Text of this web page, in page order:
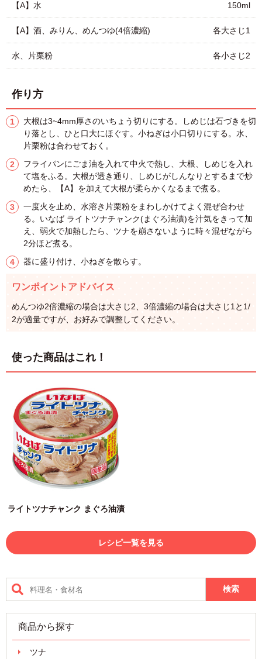
【A】水 150ml
【A】酒、みりん、めんつゆ(4倍濃縮) 各大さじ1
水、片栗粉 各小さじ2
作り方
大根は3~4mm厚さのいちょう切りにする。しめじは石づきを切
り落とし、ひと口大にほぐす。小ねぎは小口切りにする。水、
片栗粉は合わせておく。
フライパンにごま油を入れて中火で熱し、大根、しめじを入れ
て塩をふる。大根が透き通り、しめじがしんなりとするまで炒
めたら、【A】を加えて大根が柔らかくなるまで煮る。
一度火を止め、水溶き片栗粉をまわしかけてよく混ぜ合わせ
る。いなば ライトツナチャンク(まぐろ油漬)を汁気をきって加
え、弱火で加熱したら、ツナを崩さないように時々混ぜながら
2分ほど煮る。
器に盛り付け、小ねぎを散らす。
ワンポイントアドバイス
めんつゆ2倍濃縮の場合は大さじ2、3倍濃縮の場合は大さじ1と1/
2が適量ですが、お好みで調整してください。
使った商品はこれ！
ライトツナチャンク まぐろ油漬
レシピ一覧を見る
商品から探す
ツナ